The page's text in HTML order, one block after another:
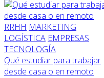
RRHH MARKETING
LOGÍSTICA EMPRESAS
TECNOLOGÍA
Qué estudiar para trabajar
desde casa o en remoto